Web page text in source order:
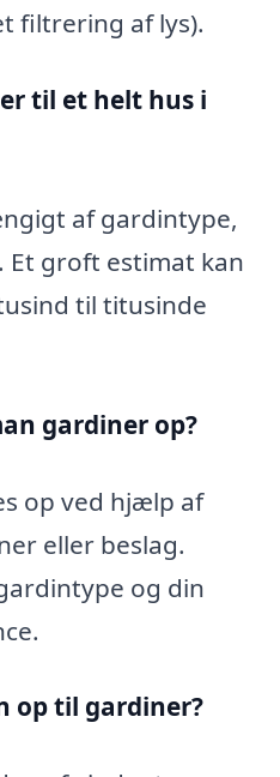
filtrering af lys).
til et helt hus i
af gardintype,
groft estimat kan
til titusinde
gardiner op?
op ved hjælp af
eller beslag.
og din
op til gardiner?